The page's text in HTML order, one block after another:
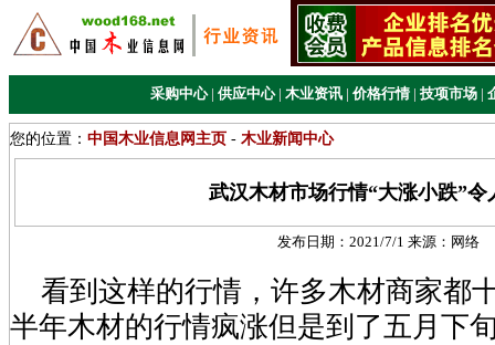
采购中心 | 供应中心 | 木业资讯 | 价格行情 | 技项市场 |
您的位置： 中国木业信息网主页 - 木业新闻中心
武汉木材市场行情“大涨小跌”令
发布日期： 2021/7/1 来源： 网络
看到这样的行情，许多木材商家都
半年木材的行情疯涨但是到了五月下